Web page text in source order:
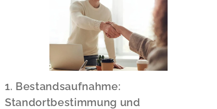
1. Bestandsaufnahme:
Standortbestimmung und